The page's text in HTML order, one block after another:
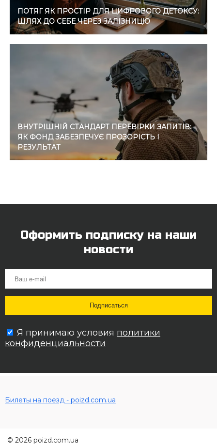
ПОТЯГ ЯК ПРОСТІР ДЛЯ ЦИФРОВОГО ДЕТОКСУ:
ШЛЯХ ДО СЕБЕ ЧЕРЕЗ ЗАЛІЗНИЦЮ
ВНУТРІШНІЙ СТАНДАРТ ПЕРЕВІРКИ ЗАПИТІВ:
ЯК ФОНД ЗАБЕЗПЕЧУЄ ПРОЗОРІСТЬ І
РЕЗУЛЬТАТ
Оформить подписку на наши
новости
Я принимаю условия политики
конфиденциальности
Билеты на поезд - poizd.com.ua
© 2026 poizd.com.ua